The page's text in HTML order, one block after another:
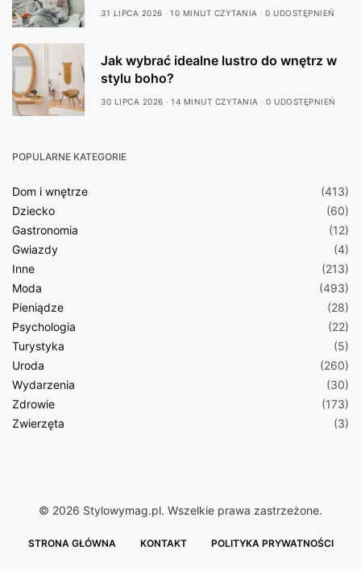
31 LIPCA 2026 10 MINUT CZYTANIA 0 UDOSTĘPNIEŃ
Jak wybrać idealne lustro do wnętrz w
stylu boho?
30 LIPCA 2026 14 MINUT CZYTANIA 0 UDOSTĘPNIEŃ
POPULARNE KATEGORIE
Dom i wnętrze
(413)
Dziecko
(60)
Gastronomia
(12)
Gwiazdy
(4)
Inne
(213)
Moda
(493)
Pieniądze
(28)
Psychologia
(22)
Turystyka
(5)
Uroda
(260)
Wydarzenia
(30)
Zdrowie
(173)
Zwierzęta
(3)
© 2026 Stylowymag.pl. Wszelkie prawa zastrzeżone.
STRONA GŁÓWNA KONTAKT POLITYKA PRYWATNOŚCI